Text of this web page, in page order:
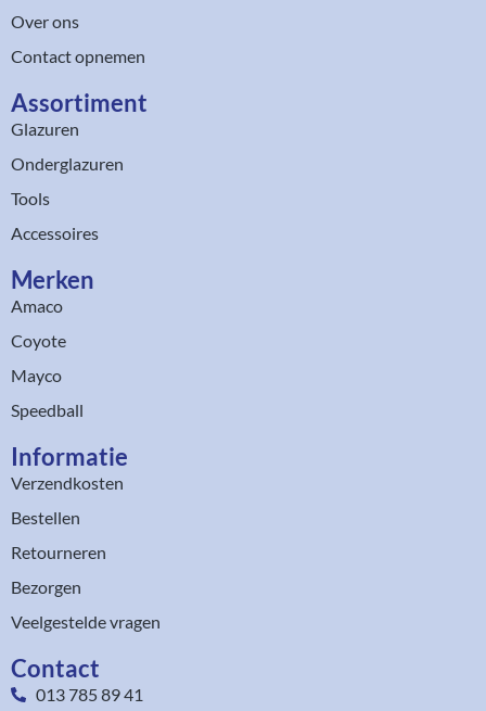
Over ons
Contact opnemen
Assortiment​
Glazuren
Onderglazuren
Tools
Accessoires
Merken
Amaco
Coyote
Mayco
Speedball
Informatie
Verzendkosten
Bestellen
Retourneren
Bezorgen
Veelgestelde vragen
Contact
013 785 89 41